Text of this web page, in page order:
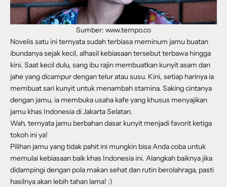
Sumber: www.tempo.co
Novelis satu ini ternyata sudah terbiasa meminum jamu buatan
ibundanya sejak kecil, alhasil kebiasaan tersebut terbawa hingga
kini. Saat kecil dulu, sang ibu rajin membuatkan kunyit asam dan
jahe yang dicampur dengan telur atau susu. Kini, setiap harinya ia
membuat sari kunyit untuk menambah stamina. Saking cintanya
dengan jamu, ia membuka usaha kafe yang khusus menyajikan
jamu khas Indonesia di Jakarta Selatan.
Wah, ternyata jamu berbahan dasar kunyit menjadi favorit ketiga
tokoh ini ya!
Pilihan jamu yang tidak pahit ini mungkin bisa Anda coba untuk
memulai kebiasaan baik khas Indonesia ini. Alangkah baiknya jika
didampingi dengan pola makan sehat dan rutin berolahraga, pasti
hasilnya akan lebih tahan lama! :)